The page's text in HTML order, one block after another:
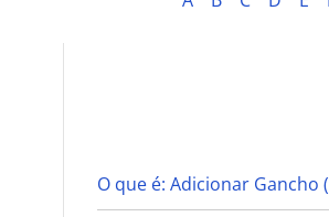
O que é: Adicionar Gancho